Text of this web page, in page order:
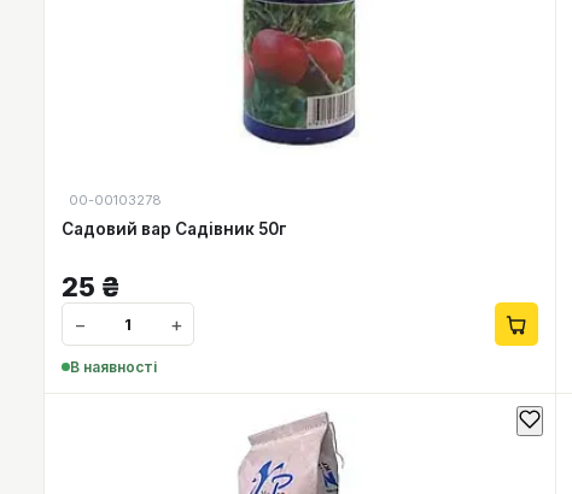
00-00103278
Садовий вар Садівник 50г
25 ₴
− +
В наявності